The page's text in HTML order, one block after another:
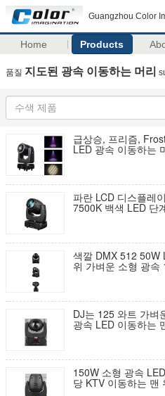
Guangzhou Color
Home Products
품질 지도된 광속 이동하는 머리
급상승, 프리즘,
LED 광속 이동하는
파란 LCD 디스플레
7500K 백색 LED 단
색깔 DMX 512 50W
위 가벼운 소형 광속
DJ는 125 와트 가벼
광속 LED 이동하는
150W 소형 광속
당 KTV 이동하는 맨